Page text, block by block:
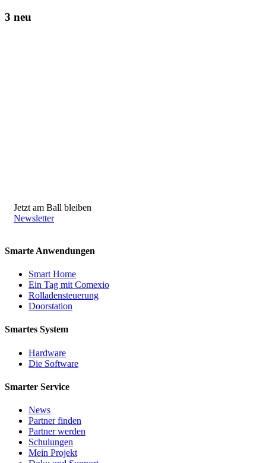
3 neu
Jetzt am Ball bleiben
Newsletter
Smarte Anwendungen
Smart Home
Ein Tag mit Comexio
Rolladensteuerung
Doorstation
Smartes System
Hardware
Die Software
Smarter Service
News
Partner finden
Partner werden
Schulungen
Mein Projekt